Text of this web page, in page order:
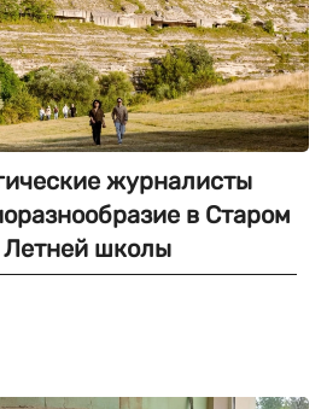
журналисты
в Старом
Летней школы